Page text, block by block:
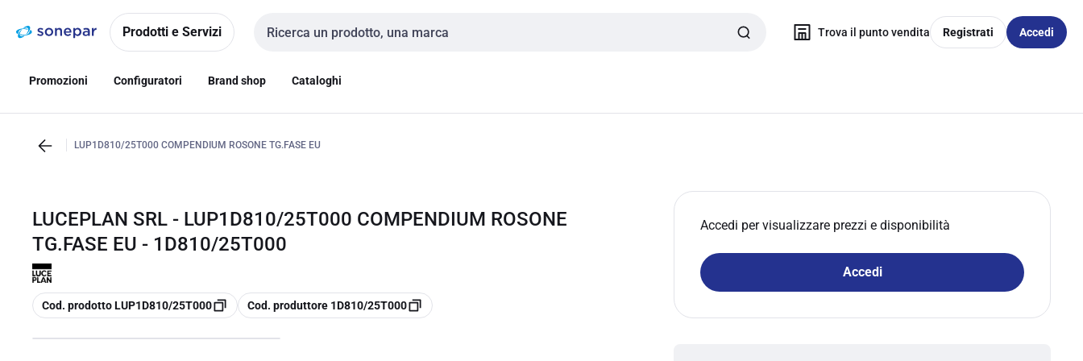
navigazionealla
Prodotti e Servizi
Cerca input
Trova il punto vendita Registrati Accedi
Promozioni Configuratori Brand shop Cataloghi
LUP1D810/25T000 COMPENDIUM ROSONE TG.FASE EU
LUCEPLAN SRL - LUP1D810/25T000 COMPENDIUM ROSONE
TG.FASE EU - 1D810/25T000
copia
Cod. prodotto LUP1D810/25T000 copia
Cod. produttore 1D810/25T000
Accedi per visualizzare prezzi e disponibilità
Accedi